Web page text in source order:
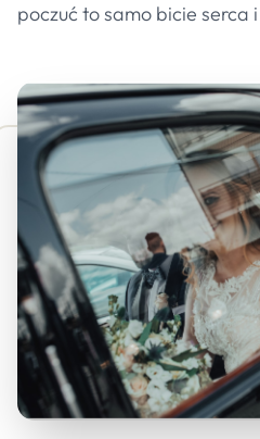
poczuć to samo bicie serca